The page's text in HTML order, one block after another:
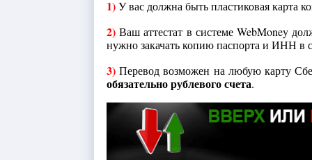
1)У вас должна быть пластиковая карта
2) Ваш аттестат в системе WebMoney
нужно закачать копию паспорта и ИНН в
3) Перевод возможен на любую карту
обязательно рублевого счета.